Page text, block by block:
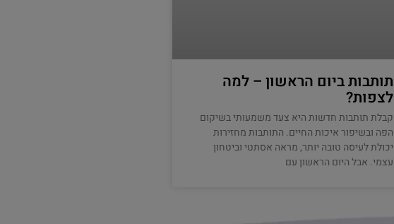
תותבות ביום הראשון – למה
לצפות?
קבלת תותבות חדשות היא צעד משמעותי בשיקום
הפה ובשיפור איכות החיים. התותבות מחזירות
יכולת לעיסה טובה יותר, מראה אסתטי וביטחון
עצמי. אבל היום הראשון עם